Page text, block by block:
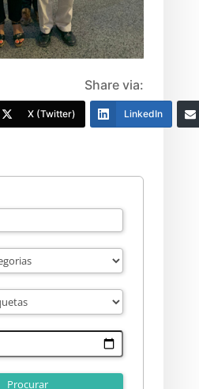
Share via:
X (Twitter) LinkedIn